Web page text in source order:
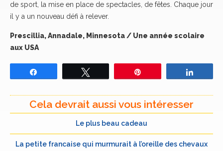
de sport, la mise en place de spectacles, de fêtes. Chaque jour
il y a un nouveau défi à relever.
Prescillia, Annadale, Minnesota / Une année scolaire
aux USA
Cela devrait aussi vous intéresser
Le plus beau cadeau
La petite francaise qui murmurait à l’oreille des chevaux